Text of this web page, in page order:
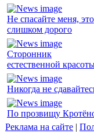
Не спасайте меня, это
слишком дорого
Сторонник
естественной
Никогда не
По прозвищу
Реклама на сайте |